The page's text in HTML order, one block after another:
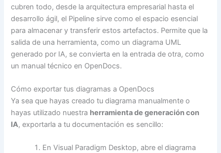
cubren todo, desde la arquitectura empresarial hasta el
desarrollo ágil, el Pipeline sirve como el espacio esencial
para almacenar y transferir estos artefactos. Permite que la
salida de una herramienta, como un diagrama UML
generado por IA, se convierta en la entrada de otra, como
un manual técnico en OpenDocs.
Cómo exportar tus diagramas a OpenDocs
Ya sea que hayas creado tu diagrama manualmente o
hayas utilizado nuestra herramienta de generación con
IA, exportarla a tu documentación es sencillo:
En Visual Paradigm Desktop, abre el diagrama